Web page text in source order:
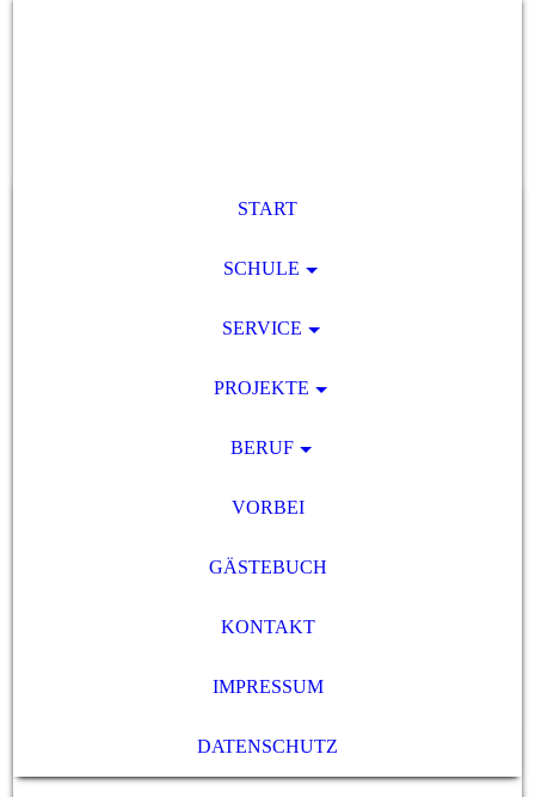
START
SCHULE
SERVICE
PROJEKTE
BERUF
VORBEI
GÄSTEBUCH
KONTAKT
IMPRESSUM
DATENSCHUTZ